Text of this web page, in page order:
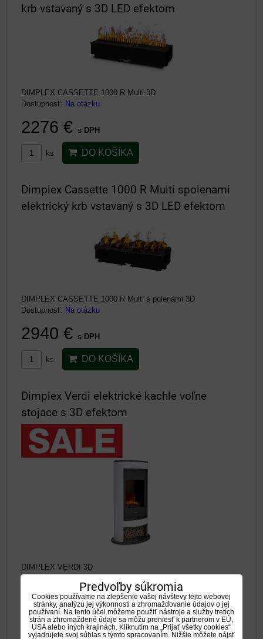
krb vstavaný s 3D LED efektom
DIMPLEX CASSETTE 1000 R Multi 3D
Dostupnosť: Na otázku
2276 € s DPH
ks DO KOŠÍKA
Dimplex Cassette 1000 R Multi spolenami
elektrický krb vstavaný s 3D LED efektom
DIMPLEX CASSETTE 1000 R Multi s polenami 3D
Dostupnosť: Na otázku
2940 € s DPH
ks DO KOŠÍKA
Dimplex Verdi elektrické kachle voľne
stojace s 3D efektom
DIMPLEX VERDI 3D
Dostupnosť:
1616,40 €s DPH
1796 €s DPH Zľava 10%
Predvoľby súkromia
Cookies používame na zlepšenie vašej návštevy tejto webovej
stránky, analýzu jej výkonnosti a zhromažďovanie údajov o jej
používaní. Na tento účel môžeme použiť nástroje a služby tretích
strán a zhromaždené údaje sa môžu preniesť k partnerom v EÚ,
USA alebo iných krajinách. Kliknutím na „Prijať všetky cookies“
vyjadrujete svoj súhlas s týmto spracovaním. Nižšie môžete nájsť